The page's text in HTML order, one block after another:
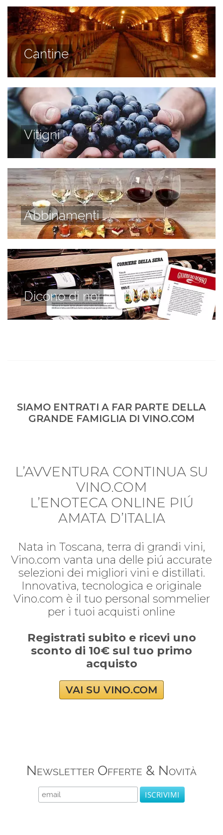
Cantine
Vitigni
Abbinamenti
Dicono di noi
SIAMO ENTRATI A FAR PARTE DELLA
GRANDE FAMIGLIA DI VINO.COM
L’AVVENTURA CONTINUA SU
VINO.COM
L’ENOTECA ONLINE PIÚ
AMATA D’ITALIA
Nata in Toscana, terra di grandi vini,
Vino.com vanta una delle piú accurate
selezioni dei migliori vini e distillati.
Innovativa, tecnologica e originale
Vino.com è il tuo personal sommelier
per i tuoi acquisti online
Registrati subito e ricevi uno
sconto di 10€ sul tuo primo
acquisto
VAI SU VINO.COM
Newsletter Offerte & Novità